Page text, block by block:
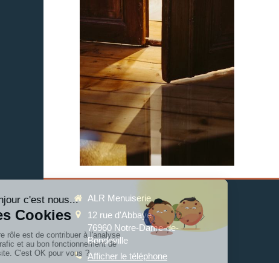
ALR Menuiserie
12 rue d'Abbaye
76960 Notre-Dame-de-
Bondeville
Afficher le téléphone